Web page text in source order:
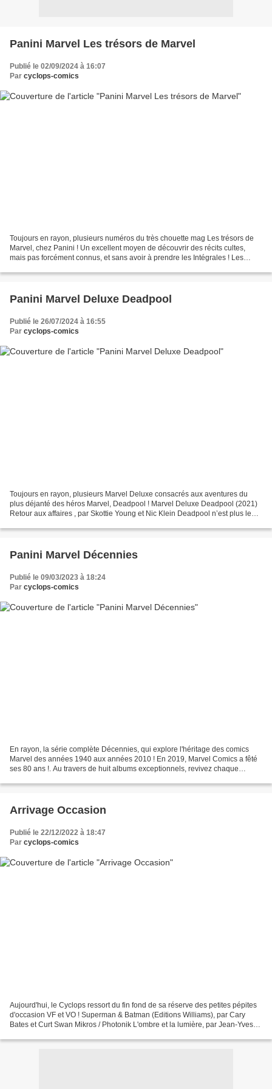
Panini Marvel Les trésors de Marvel
Publié le 02/09/2024 à 16:07
Par cyclops-comics
Toujours en rayon, plusieurs numéros du très chouette mag Les trésors de
Marvel, chez Panini ! Un excellent moyen de découvrir des récits cultes,
mais pas forcément connus, et sans avoir à prendre les Intégrales ! Les
Panini Marvel Deluxe Deadpool
Publié le 26/07/2024 à 16:55
Par cyclops-comics
Toujours en rayon, plusieurs Marvel Deluxe consacrés aux aventures du
plus déjanté des héros Marvel, Deadpool ! Marvel Deluxe Deadpool (2021)
Retour aux affaires , par Skottie Young et Nic Klein Deadpool n’est plus le
Panini Marvel Décennies
Publié le 09/03/2023 à 18:24
Par cyclops-comics
En rayon, la série complète Décennies, qui explore l'héritage des comics
Marvel des années 1940 aux années 2010 ! En 2019, Marvel Comics a fêté
ses 80 ans !. Au travers de huit albums exceptionnels, revivez chaque
Arrivage Occasion
Publié le 22/12/2022 à 18:47
Par cyclops-comics
Aujourd'hui, le Cyclops ressort du fin fond de sa réserve des petites pépites
d'occasion VF et VO ! Superman & Batman (Editions Williams), par Cary
Bates et Curt Swan Mikros / Photonik L'ombre et la lumière, par Jean-Yves